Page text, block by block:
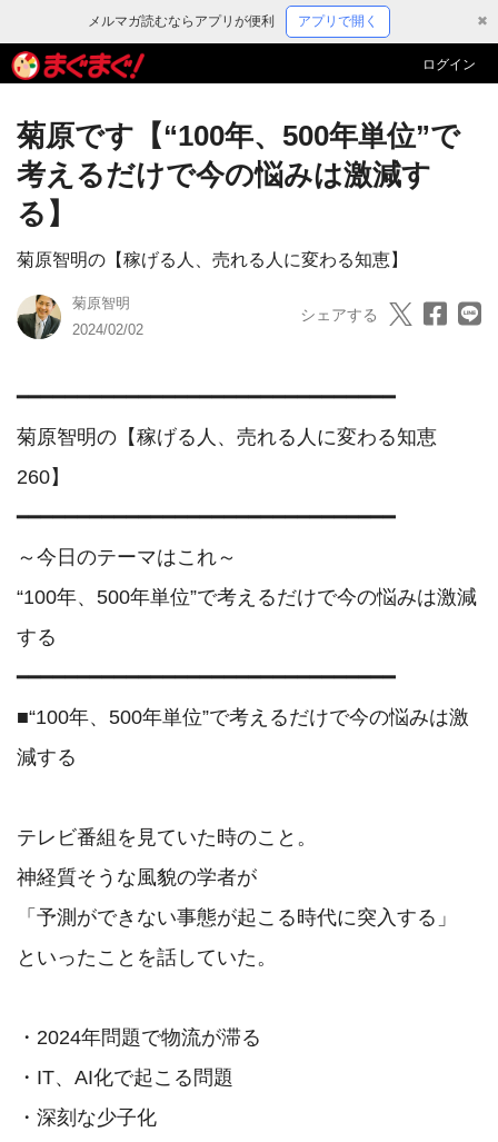
メルマガ読むならアプリが便利 アプリで開く ✖
ログイン
菊原です【“100年、500年単位”で
考えるだけで今の悩みは激減す
る】
菊原智明の【稼げる人、売れる人に変わる知恵】
菊原智明
2024/02/02
シェアする
━━━━━━━━━━━━━━━━━━━━━━━━━━━━━━━
菊原智明の【稼げる人、売れる人に変わる知恵
260】
━━━━━━━━━━━━━━━━━━━━━━━━━━━━━━━
～今日のテーマはこれ～
“100年、500年単位”で考えるだけで今の悩みは激減
する
━━━━━━━━━━━━━━━━━━━━━━━━━━━━━━━
■“100年、500年単位”で考えるだけで今の悩みは激
減する
テレビ番組を見ていた時のこと。
神経質そうな風貌の学者が
「予測ができない事態が起こる時代に突入する」
といったことを話していた。
・2024年問題で物流が滞る
・IT、AI化で起こる問題
・深刻な少子化